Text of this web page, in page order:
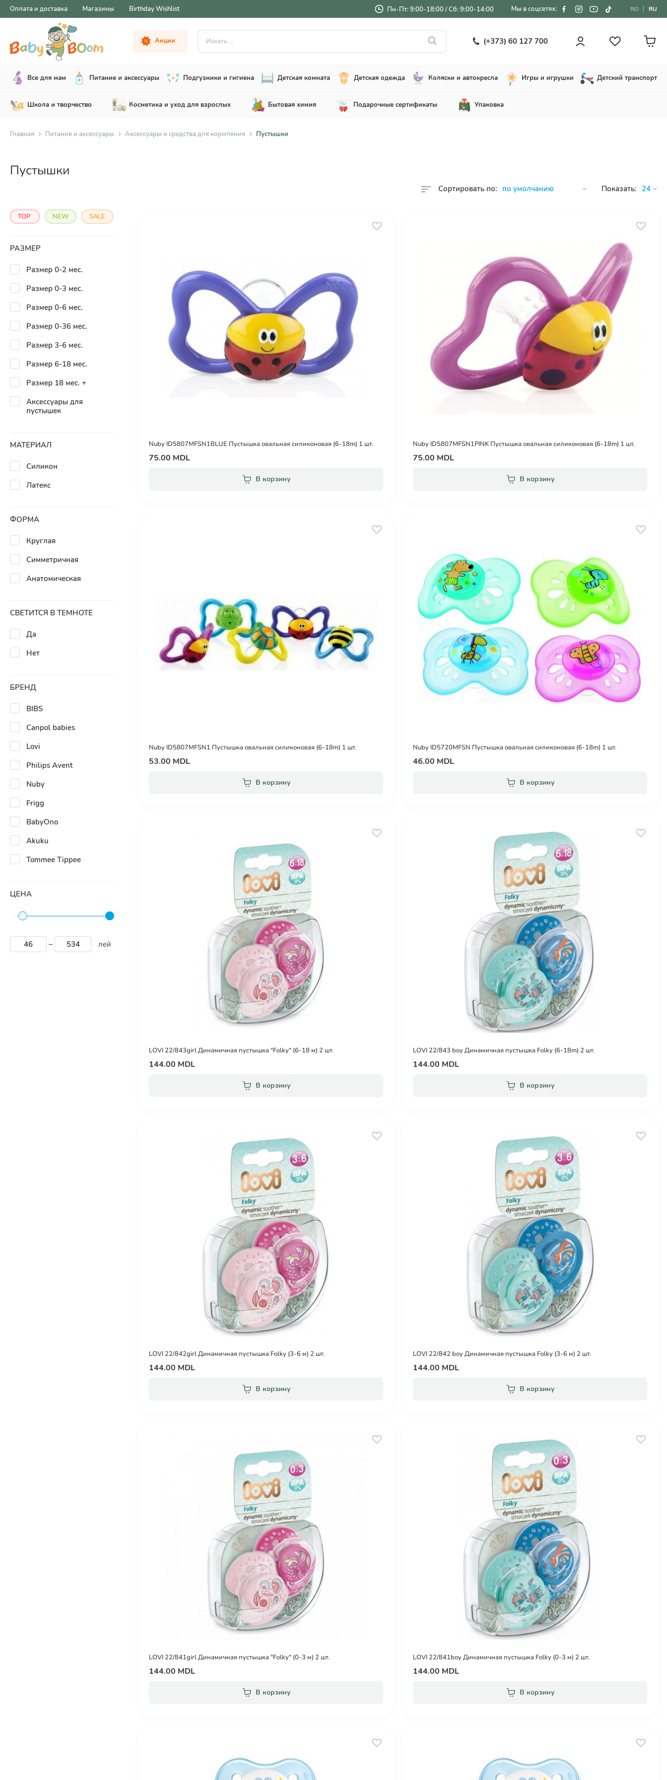
Оплата и доставка Магазины Birthday Wishlist Пн-Пт: 9:00-18:00 / Сб: 9:00-14:00 Мы в соцсетях: RO RU
Акции (+373) 60 127 700
Все для мам Питание и аксессуары Подгузники и гигиена Детская комната Детская одежда Коляски и автокресла Игры и игрушки Детский транспорт
Школа и творчество Косметика и уход для взрослых Бытовая химия Подарочные сертификаты Упаковка
Главная Питание и аксессуары Аксессуары и средства для кормления Пустышки
Пустышки
Сортировать по: Показать:
TOP NEW SALE
РАЗМЕР
Размер 0-2 мес.
Размер 0-3 мес.
Размер 0-6 мес.
Размер 0-36 мес.
Размер 3-6 мес.
Размер 6-18 мес.
Размер 18 мес. +
Аксессуары для
пустышек
МАТЕРИАЛ
Силикон
Латекс
ФОРМА
Круглая
Симметричная
Анатомическая
СВЕТИТСЯ В ТЕМНОТЕ
Да
Нет
БРЕНД
BIBS
Canpol babies
Lovi
Philips Avent
Nuby
Frigg
BabyOno
Akuku
Tommee Tippee
ЦЕНА
лей
Nuby ID5807MFSN1BLUE Пустышка овальная силиконовая (6-18m) 1 шт.
75.00 MDL
В корзину
Nuby ID5807MFSN1PINK Пустышка овальная силиконовая (6-18m) 1 шт.
75.00 MDL
В корзину
Nuby ID5807MFSN1 Пустышка овальная силиконовая (6-18m) 1 шт.
53.00 MDL
В корзину
Nuby ID5720MFSN Пустышка овальная силиконовая (6-18m) 1 шт.
46.00 MDL
В корзину
LOVI 22/843girl Динамичная пустышка "Folky" (6-18 м) 2 шт.
144.00 MDL
В корзину
LOVI 22/843 boy Динамичная пустышка Folky (6-18m) 2 шт.
144.00 MDL
В корзину
LOVI 22/842girl Динамичная пустышка Folky (3-6 м) 2 шт.
144.00 MDL
В корзину
LOVI 22/842 boy Динамичная пустышка Folky (3-6 м) 2 шт.
144.00 MDL
В корзину
LOVI 22/841girl Динамичная пустышка "Folky" (0-3 м) 2 шт.
144.00 MDL
В корзину
LOVI 22/841boy Динамичная пустышка Folky (0-3 м) 2 шт.
144.00 MDL
В корзину